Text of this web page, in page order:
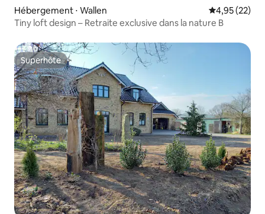
Hébergement ⋅ Wallen Évaluation
4,95 (22)
Tiny loft design – Retraite exclusive dans la nature B
Superhôte
Superhôte